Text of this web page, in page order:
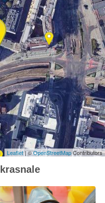
Leaflet| ©OpenStreetMapContributors